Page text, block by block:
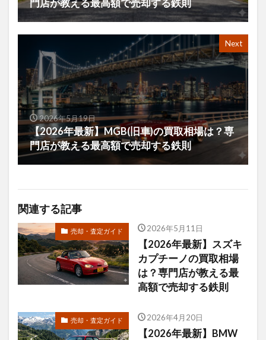
門店が教える最高額で売却する鉄則
Next
2026年5月19日
【2026年最新】MGB(旧車)の買取相場は？専
門店が教える最高額で売却する鉄則
関連する記事
売却・査定ガイド 2026年5月11日
【2026年最新】スズキ
カプチーノの買取相場
は？専門店が教える最
高額で売却する鉄則
売却・査定ガイド 2026年4月20日
【2026年最新】BMW